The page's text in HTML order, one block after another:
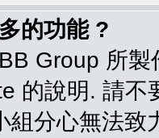
的功能 ?
Group 所
的說明. 請
組分心無法